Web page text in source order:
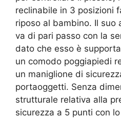
reclinabile in 3 posizioni
riposo al bambino. Il
va di pari passo con la
dato che esso è
un comodo poggiapiedi
un maniglione di
portaoggetti. Senza
strutturale relativa alla
sicurezza a 5 punti con